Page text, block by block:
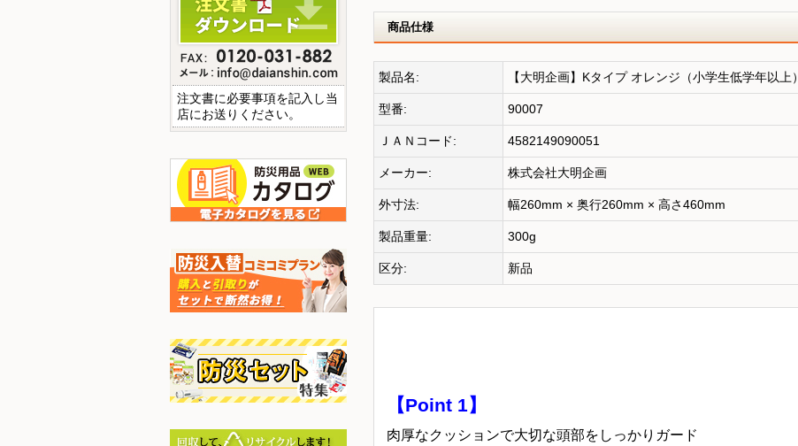
商品仕様
製品名: 【大明企画】Kタイプ オレンジ（小学生低学年以上）
型番: 90007
ＪＡＮコード: 4582149090051
メーカー: 株式会社大明企画
外寸法: 幅260mm × 奥行260mm × 高さ460mm
製品重量: 300g
区分: 新品
【Point 1】
肉厚なクッションで大切な頭部をしっかりガード
注文書に必要事項を記入し当
店にお送りください。